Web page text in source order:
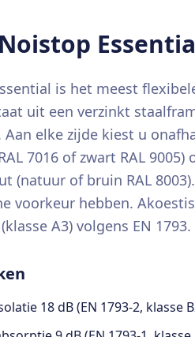
Noistop
is het meest
uit een verzinkt
Aan elke zijde kiest u
7016 of zwart RAL
(natuur of bruin RAL
voorkeur hebben.
A3) volgens EN 1793.
18 dB (EN 1793-2, klasse